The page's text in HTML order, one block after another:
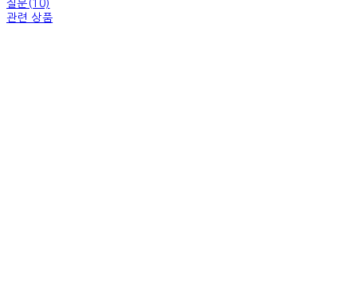
질문(10)
관련 상품